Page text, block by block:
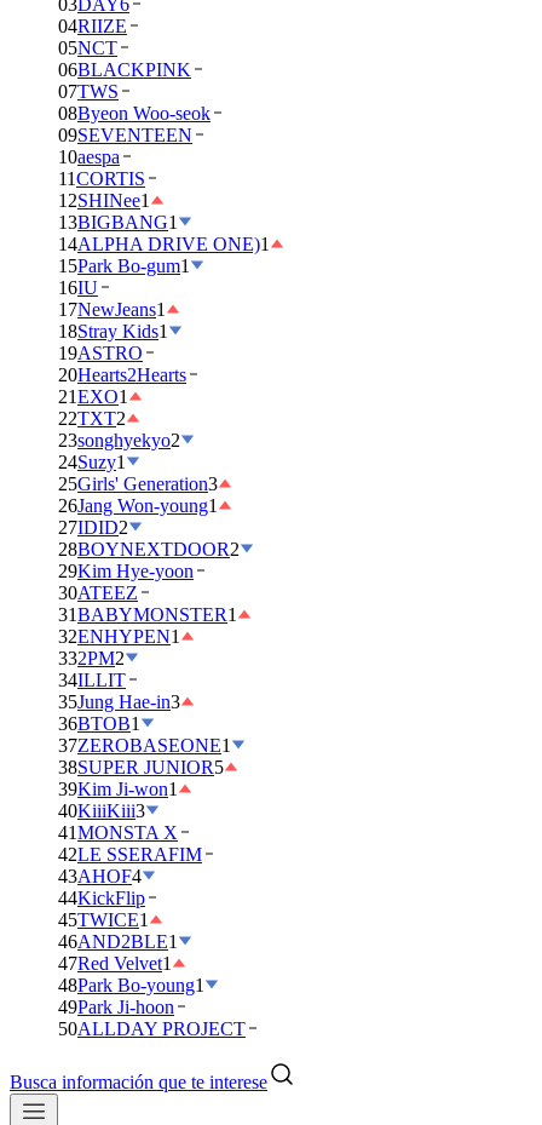
03DAY6
04RIIZE
05NCT
06BLACKPINK
07TWS
08Byeon Woo-seok
09SEVENTEEN
10aespa
11CORTIS
12SHINee1
13BIGBANG1
14ALPHA DRIVE ONE)1
15Park Bo-gum1
16IU
17NewJeans1
18Stray Kids1
19ASTRO
20Hearts2Hearts
21EXO1
22TXT2
23songhyekyo2
24Suzy1
25Girls' Generation3
26Jang Won-young1
27IDID2
28BOYNEXTDOOR2
29Kim Hye-yoon
30ATEEZ
31BABYMONSTER1
32ENHYPEN1
332PM2
34ILLIT
35Jung Hae-in3
36BTOB1
37ZEROBASEONE1
38SUPER JUNIOR5
39Kim Ji-won1
40KiiiKiii3
41MONSTA X
42LE SSERAFIM
43AHOF4
44KickFlip
45TWICE1
46AND2BLE1
47Red Velvet1
48Park Bo-young1
49Park Ji-hoon
50ALLDAY PROJECT
Busca información que te interese